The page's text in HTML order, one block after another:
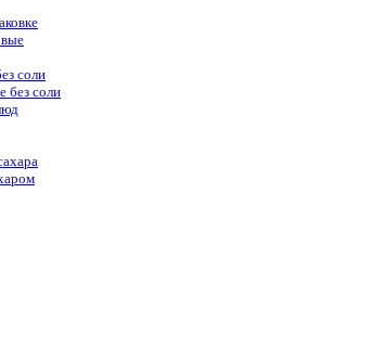
соли
без соли